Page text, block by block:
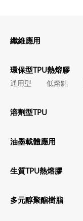
纖維應用
環保型TPU熱熔膠
通用型 低熔點
溶劑型TPU
油墨載體應用
生質TPU熱熔膠
多元醇聚酯樹脂